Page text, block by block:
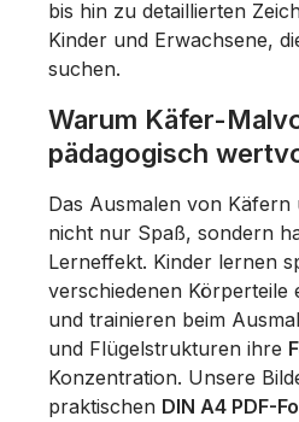
bis hin zu detaillierten
Kinder und Erwachsene,
suchen.
Warum Käfer-
pädagogisch
Das Ausmalen von
nicht nur Spaß, sondern
Lerneffekt. Kinder lernen
verschiedenen Körperteile
und trainieren beim
und Flügelstrukturen ihre
Konzentration. Unsere
praktischen DIN A4 PDF-